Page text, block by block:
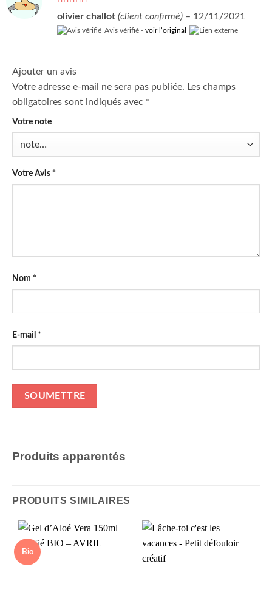
Note5sur 5
olivier challot (client confirmé) – 12/11/2021
Avis vérifié - voir l’original
Ajouter un avis
Votre adresse e-mail ne sera pas publiée. Les champs
obligatoires sont indiqués avec *
Votre note
Votre Avis *
Nom *
E-mail *
Produits apparentés
PRODUITS SIMILAIRES
Bio